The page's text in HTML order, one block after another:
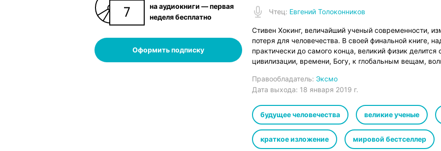
на аудиокниги — первая
неделя бесплатно
Оформить подписку
Чтец: Евгений Толоконников
Стивен Хокинг, величайший ученый современности,
потеря для человечества. В своей финальной книге,
практически до самого конца, великий физик
цивилизации, времени, Богу, к глобальным вещам,
Правообладатель: Эксмо
Дата выхода: 18 января 2019 г.
будущее человечества великие ученые
краткое изложение мировой бестселлер